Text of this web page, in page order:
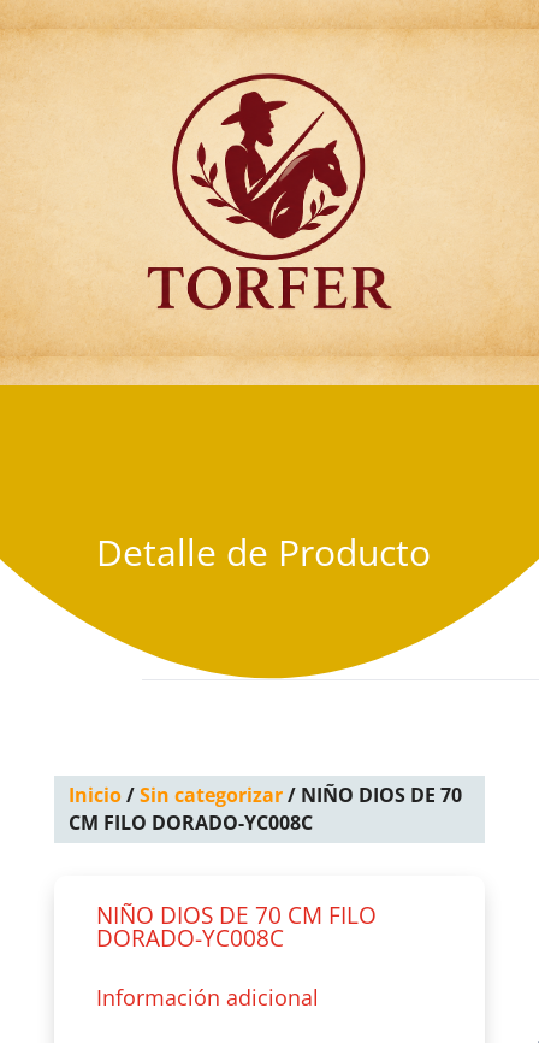
Articulos para
Regalo Torfer.
Detalle de Producto
Inicio/Sin categorizar/ NIÑO DIOS DE 70
CM FILO DORADO-YC008C
NIÑO DIOS DE 70 CM FILO
DORADO-YC008C
Información adicional